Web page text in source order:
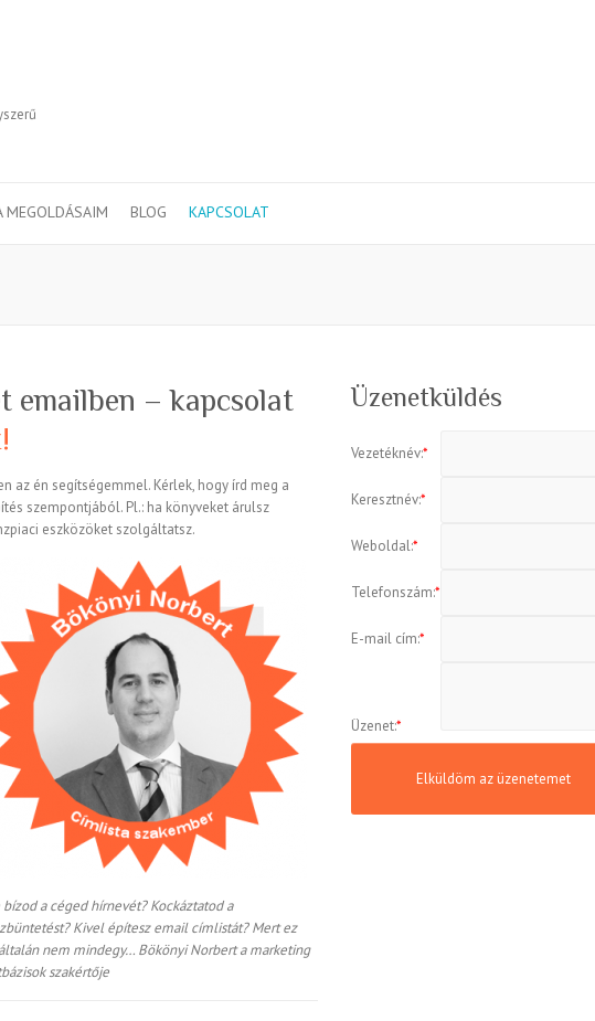
MEGOLDÁSAIM BLOG KAPCSOLAT
emailben – kapcsolat
az én segítségemmel. Kérlek, hogy írd meg a
szempontjából. Pl.: ha könyveket árulsz
eszközöket szolgáltatsz.
bízod a céged hírnevét? Kockáztatod a
Kivel építesz email címlistát? Mert ez
nem mindegy… Bökönyi Norbert a marketing
szakértője
Üzenetküldés
Vezetéknév:*
Keresztnév:*
Weboldal:*
Telefonszám:*
E-mail cím:*
Üzenet:*